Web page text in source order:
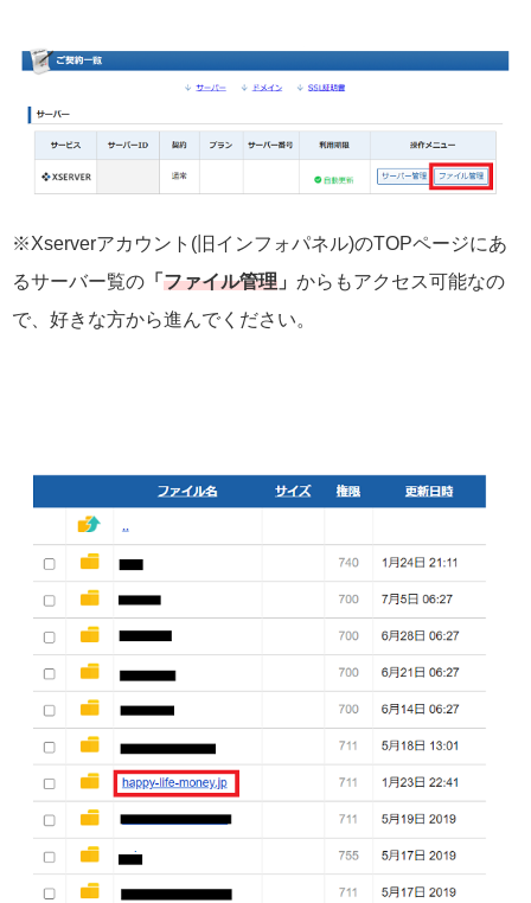
※Xserverアカウント(旧インフォパネル)のTOPページにあ
るサーバー覧の 「 ファイル管理 」 からもアクセス可能なの
で、好きな方から進んでください。